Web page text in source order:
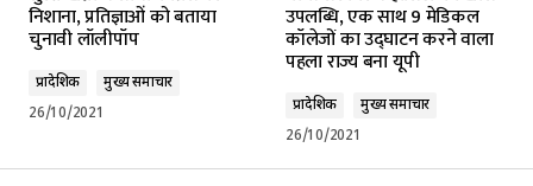
निशाना, प्रतिज्ञाओं को बताया
चुनावी लॉलीपॉप
प्रादेशिक
मुख्य समाचार
26/10/2021
उपलब्धि, एक साथ 9 मेडिकल
कॉलेजों का उद्घाटन करने वाला
पहला राज्य बना यूपी
प्रादेशिक
मुख्य समाचार
26/10/2021